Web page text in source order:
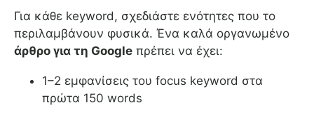
Για κάθε keyword, σχεδιάστε ενότητες που το
περιλαμβάνουν φυσικά. Ένα καλά οργανωμένο
άρθρο για τη Google πρέπει να έχει:
1–2 εμφανίσεις του focus keyword στα
πρώτα 150 words